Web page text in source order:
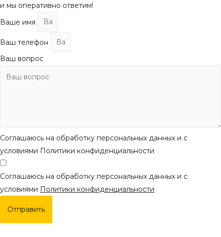
и мы оперативно ответим!
Ваше имя
Ваш телефон
Ваш вопрос
Соглашаюсь на обработку персональных данных и с
условиями Политики конфиденциальности
Соглашаюсь на обработку персональных данных и с
условиями Политики конфиденциальности
Отправить